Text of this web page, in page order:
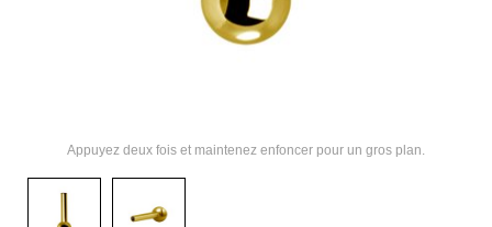
Appuyez deux fois et maintenez enfoncer pour un gros plan.